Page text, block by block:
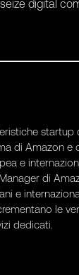
digital
startup
di Amazon e
e
di
e
le
dedicati.